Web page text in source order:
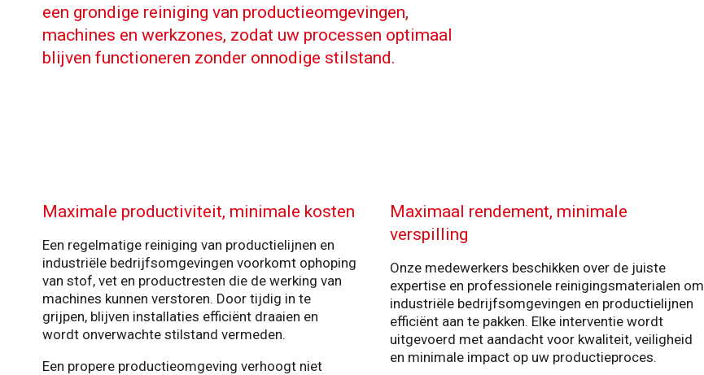
een grondige reiniging van productieomgevingen,
machines en werkzones, zodat uw processen optimaal
blijven functioneren zonder onnodige stilstand.
Maximale productiviteit, minimale kosten
Een regelmatige reiniging van productielijnen en
industriële bedrijfsomgevingen voorkomt ophoping
van stof, vet en productresten die de werking van
machines kunnen verstoren. Door tijdig in te
grijpen, blijven installaties efficiënt draaien en
wordt onverwachte stilstand vermeden.
Een propere productieomgeving verhoogt niet
Maximaal rendement, minimale
verspilling
Onze medewerkers beschikken over de juiste
expertise en professionele reinigingsmaterialen om
industriële bedrijfsomgevingen en productielijnen
efficiënt aan te pakken. Elke interventie wordt
uitgevoerd met aandacht voor kwaliteit, veiligheid
en minimale impact op uw productieproces.